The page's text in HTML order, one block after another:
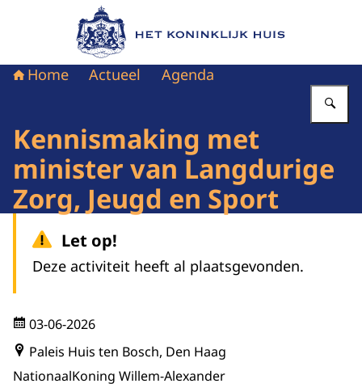
Naar de homepage van Het Koninklijk Huis
Home Actueel Agenda
Kennismaking met
minister van Langdurige
Zorg, Jeugd en Sport
Let op!
Deze activiteit heeft al plaatsgevonden.
03-06-2026
Paleis Huis ten Bosch, Den Haag
NationaalKoning Willem-Alexander